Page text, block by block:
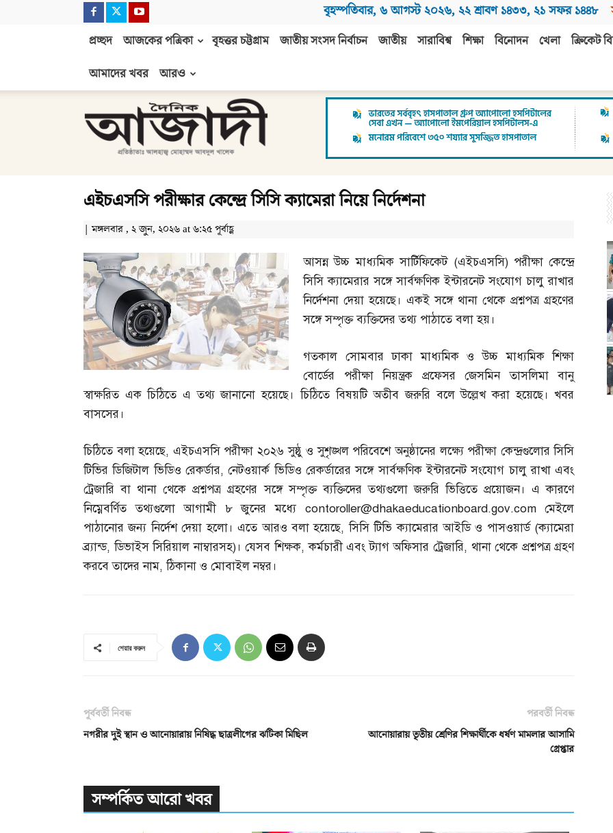
বৃহস্পতিবার, ৬ আগস্ট ২০২৬, ২২ শ্রাবণ ১৪৩৩, ২১ সফর ১৪৪৮
প্রচ্ছদ আজকের পত্রিকা বৃহত্তর চট্টগ্রাম জাতীয় সংসদ নির্বাচন জাতীয় সারাবিশ্ব শিক্ষা বিনোদন খেলা ক্রিকেট
আমাদের খবর
আরও
আজাদী
এইচএসসি পরীক্ষার কেন্দ্রে সিসি ক্যামেরা নিয়ে নির্দেশনা
| মঙ্গলবার , ২ জুন, ২০২৬ at ৬:২৫ পূর্বাহ্ণ
আসন্ন উচ্চ মাধ্যমিক সার্টিফিকেট (এইচএসসি) পরীক্ষা কেন্দ্রে
সিসি ক্যামেরার সঙ্গে সার্বক্ষণিক ইন্টারনেট সংযোগ চালু রাখার
নির্দেশনা দেয়া হয়েছে। একই সঙ্গে থানা থেকে প্রশ্নপত্র গ্রহণের
সঙ্গে সম্পৃক্ত ব্যক্তিদের তথ্য পাঠাতে বলা হয়।
গতকাল সোমবার ঢাকা মাধ্যমিক ও উচ্চ মাধ্যমিক শিক্ষা
বোর্ডের পরীক্ষা নিয়ন্ত্রক প্রফেসর জেসমিন তাসলিমা বানু
স্বাক্ষরিত এক চিঠিতে এ তথ্য জানানো হয়েছে। চিঠিতে বিষয়টি অতীব জরুরি বলে উল্লেখ করা হয়েছে। খবর
বাসসের।
চিঠিতে বলা হয়েছে, এইচএসসি পরীক্ষা ২০২৬ সুষ্ঠু ও সুশৃঙ্খল পরিবেশে অনুষ্ঠানের লক্ষ্যে পরীক্ষা কেন্দ্রগুলোর সিসি
টিভির ডিজিটাল ভিডিও রেকর্ডার,নেটওয়ার্ক ভিডিও রেকর্ডারের সঙ্গে সার্বক্ষণিক ইন্টারনেট সংযোগ চালু রাখা এবং
ট্রেজারি বা থানা থেকে প্রশ্নপত্র গ্রহণের সঙ্গে সম্পৃক্ত ব্যক্তিদের তথ্যগুলো জরুরি ভিত্তিতে প্রয়োজন। এ কারণে
নিম্নেবর্ণিত তথ্যগুলো আগামী ৮ জুনের মধ্যে contoroller@dhakaeducationboard.gov.comমেইলে
পাঠানোর জন্য নির্দেশ দেয়া হলো। এতে আরও বলা হয়েছে,সিসি টিভি ক্যামেরার আইডি ও পাসওয়ার্ড (ক্যামেরা
ব্র্যান্ড,ডিভাইস সিরিয়াল নাম্বারসহ)। যেসব শিক্ষক,কর্মচারী এবং ট্যাগ অফিসার ট্রেজারি, থানা থেকে প্রশ্নপত্র গ্রহণ
করবে তাদের নাম,ঠিকানা ও মোবাইল নম্বর।
শেয়ার করুন
পূর্ববর্তী নিবন্ধ
নগরীর দুই স্থান ও আনোয়ারায় নিষিদ্ধ ছাত্রলীগের ঝটিকা মিছিল
পরবর্তী নিবন্ধ
আনোয়ারায় তৃতীয় শ্রেণির শিক্ষার্থীকে ধর্ষণ মামলার আসামি
গ্রেপ্তার
সম্পর্কিত আরো খবর